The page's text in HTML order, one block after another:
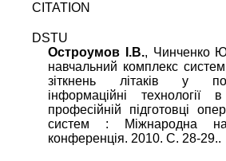
CITATION
DSTU
Остроумов I.В., Чинченко
навчальний комплекс
зіткнень літаків у
інформаційні технології
професійній підготовці
систем : Міжнародна
конференція. 2010. C. 28-29..